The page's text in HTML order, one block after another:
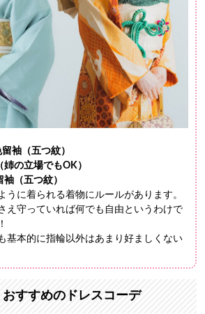
袖（五つ紋）
の立場でもOK）
（五つ紋）
うに着られる着物にルールがあります。
え守っていれば何でも自由というわけで
基本的に指輪以外はあまり好ましくない
すすめのドレスコーデ